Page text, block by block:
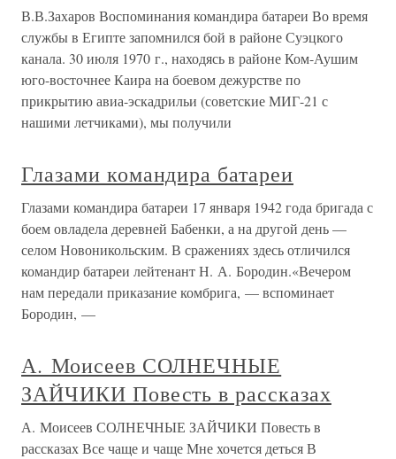
В.В.Захаров Воспоминания командира батареи Во время
службы в Египте запомнился бой в районе Суэцкого
канала. 30 июля 1970 г., находясь в районе Ком-Аушим
юго-восточнее Каира на боевом дежурстве по
прикрытию авиа-эскадрильи (советские МИГ-21 с
нашими летчиками), мы получили
Глазами командира батареи
Глазами командира батареи 17 января 1942 года бригада с
боем овладела деревней Бабенки, а на другой день —
селом Новоникольским. В сражениях здесь отличился
командир батареи лейтенант Н. А. Бородин.«Вечером
нам передали приказание комбрига, — вспоминает
Бородин, —
А. Моисеев СОЛНЕЧНЫЕ
ЗАЙЧИКИ Повесть в рассказах
А. Моисеев СОЛНЕЧНЫЕ ЗАЙЧИКИ Повесть в
рассказах Все чаще и чаще Мне хочется деться В